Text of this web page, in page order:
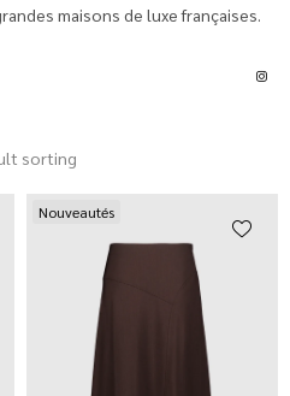
maisons de luxe françaises.
sorting
Nouveautés